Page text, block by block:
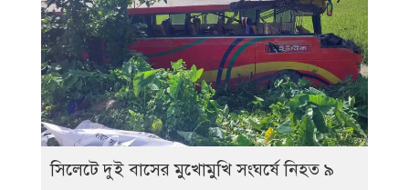
সিলেটে দুই বাসের মুখোমুখি সংঘর্ষে নিহত ৯